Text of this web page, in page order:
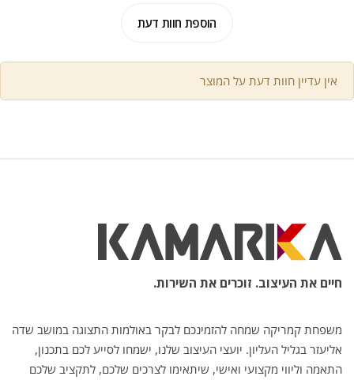
הוספת חוות דעת
אין עדיין חוות דעת על המוצר
חיים את העיצוב. זוכרים את השירות.
משפחת קמריקה שמחה להזמינכם לבקר באולמות התצוגה במושב שדה
אליעזר בגליל העליון. יועצי העיצוב שלנו, ישמחו לסייע לכם בתכנון,
התאמה וליווי מקצועי ואישי, שיתאימו לצרכים שלכם, לתקציב שלכם